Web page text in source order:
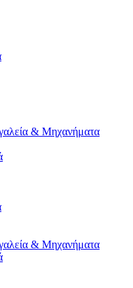
& Μηχανήματα
& Μηχανήματα